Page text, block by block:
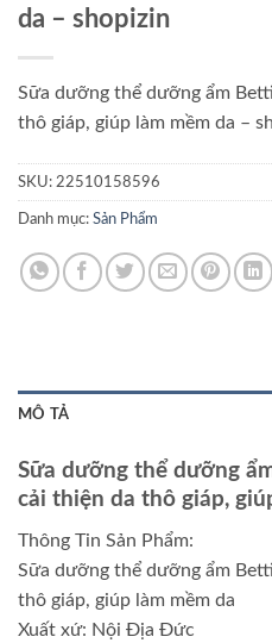
da – shopizin
Sữa dưỡng thể dưỡng ẩm
thô giáp, giúp làm mềm da –
SKU: 22510158596
Danh mục: Sản Phẩm
MÔ TẢ
Sữa dưỡng thể dưỡng
cải thiện da thô giáp,
Thông Tin Sản Phẩm:
Sữa dưỡng thể dưỡng ẩm
thô giáp, giúp làm mềm da
Xuất xứ: Nội Địa Đức